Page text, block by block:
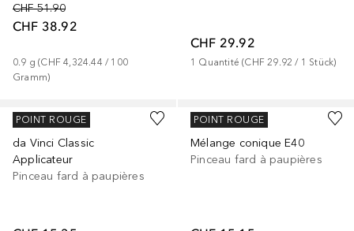
CHF 51.90
CHF 38.92
0.9 g (CHF 4,324.44 / 100
Gramm)
CHF 29.92
1 Quantité (CHF 29.92 / 1 Stück)
DA VINCI
da Vinci Classic
Applicateur
Pinceau fard à paupières
POINT ROUGE
SIGMA
Mélange conique E40
Pinceau fard à paupières
POINT ROUGE